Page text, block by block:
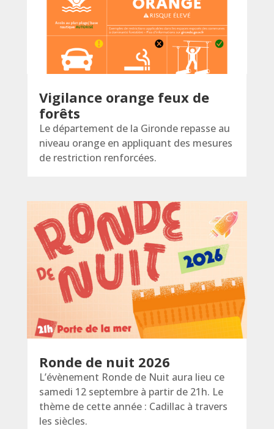
Vigilance orange feux de
forêts
Le département de la Gironde repasse au
niveau orange en appliquant des mesures
de restriction renforcées.
Ronde de nuit 2026
L’évènement Ronde de Nuit aura lieu ce
samedi 12 septembre à partir de 21h. Le
thème de cette année : Cadillac à travers
les siècles.